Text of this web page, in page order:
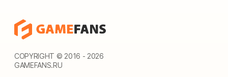
COPYRIGHT © 2016 - 2026
GAMEFANS.RU